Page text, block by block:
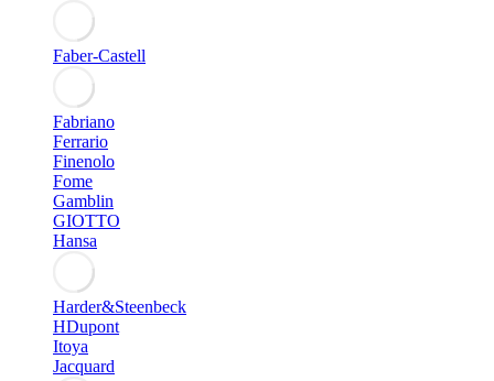
Faber-Castell
Fabriano
Ferrario
Finenolo
Fome
Gamblin
GIOTTO
Hansa
Harder&Steenbeck
HDupont
Itoya
Jacquard